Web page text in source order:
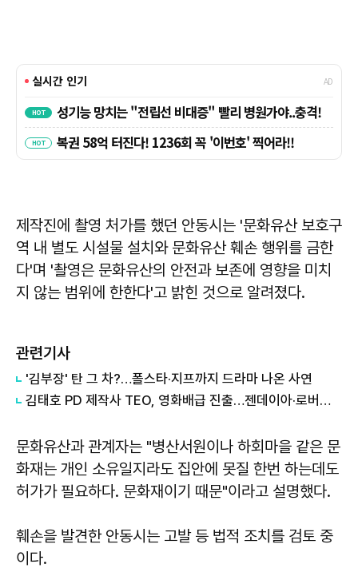
제작진에 촬영 처가를 했던 안동시는 '문화유산 보호구
역 내 별도 시설물 설치와 문화유산 훼손 행위를 금한
다'며 '촬영은 문화유산의 안전과 보존에 영향을 미치
지 않는 범위에 한한다'고 밝힌 것으로 알려졌다.
관련기사
'김부장' 탄 그 차?…폴스타·지프까지 드라마 나온 사연
김태호 PD 제작사 TEO, 영화배급 진출…젠데이아·로버트 패틴슨 '더 드라마' 9월 개봉
문화유산과 관계자는 "병산서원이나 하회마을 같은 문
화재는 개인 소유일지라도 집안에 못질 한번 하는데도
허가가 필요하다. 문화재이기 때문"이라고 설명했다.
훼손을 발견한 안동시는 고발 등 법적 조치를 검토 중
이다.